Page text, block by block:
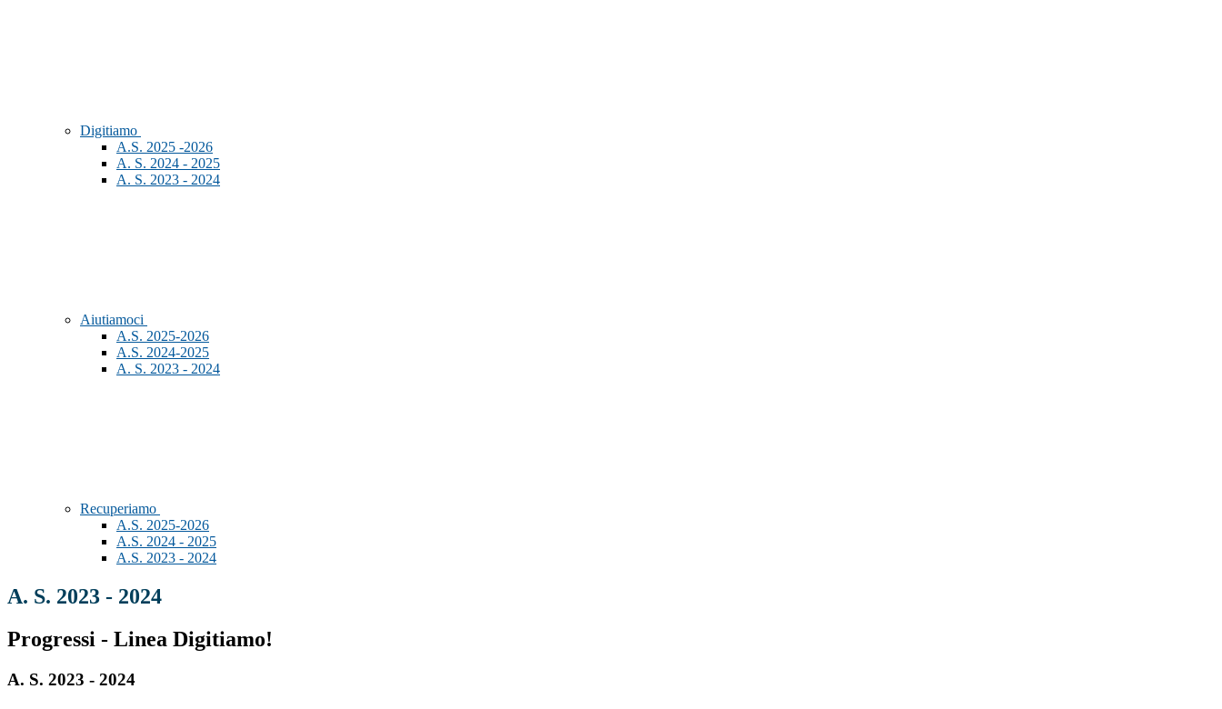
Digitiamo
A.S. 2025 -2026
A. S. 2024 - 2025
A. S. 2023 - 2024
Aiutiamoci
A.S. 2025-2026
A.S. 2024-2025
A. S. 2023 - 2024
Recuperiamo
A.S. 2025-2026
A.S. 2024 - 2025
A.S. 2023 - 2024
A. S. 2023 - 2024
Progressi - Linea Digitiamo!
A. S. 2023 - 2024